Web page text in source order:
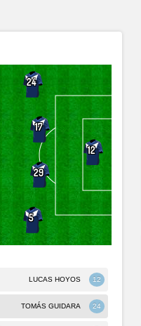
12
24
17
29
5
12
LUCAS HOYOS
24
TOMÁS GUIDARA